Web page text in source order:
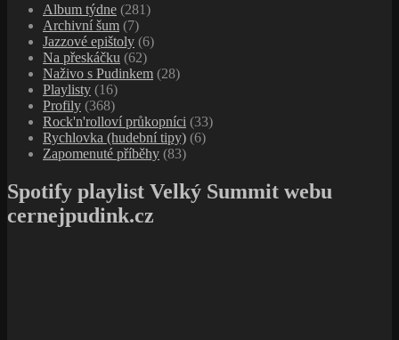
Album týdne (281)
Archivní šum (7)
Jazzové epištoly (6)
Na přeskáčku (62)
Naživo s Pudinkem (28)
Playlisty (16)
Profily (368)
Rock'n'rolloví průkopníci (33)
Rychlovka (hudební tipy) (6)
Zapomenuté příběhy (83)
Spotify playlist Velký Summit webu
cernejpudink.cz